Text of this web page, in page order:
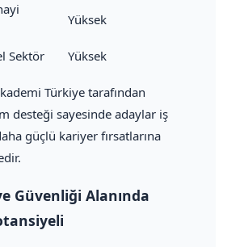
Yüksek
Sektör Yüksek
Türkiye tarafından
desteği sayesinde adaylar iş
güçlü kariyer fırsatlarına
Güvenliği Alanında